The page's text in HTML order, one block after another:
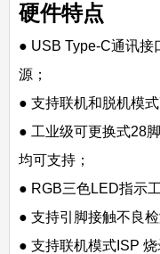
硬件特点
● USB Type-C通讯接
源；
● 支持联机和脱机模
● 工业级可更换式28
均可支持；
● RGB三色LED指示
● 支持引脚接触不良
● 支持联机模式ISP